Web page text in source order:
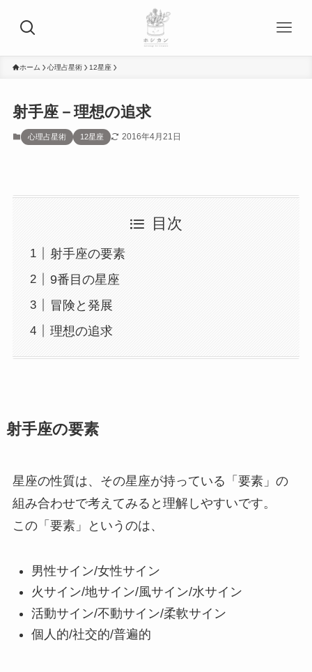
ホーム 心理占星術 12星座
射手座－理想の追求
心理占星術 12星座 2016年4月21日
目次
射手座の要素
9番目の星座
冒険と発展
理想の追求
射手座の要素
星座の性質は、その星座が持っている「要素」の
組み合わせで考えてみると理解しやすいです。
この「要素」というのは、
男性サイン/女性サイン
火サイン/地サイン/風サイン/水サイン
活動サイン/不動サイン/柔軟サイン
個人的/社交的/普遍的